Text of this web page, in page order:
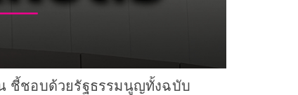
ชี้ชอบด้วยรัฐธรรมนูญทั้งฉบับ